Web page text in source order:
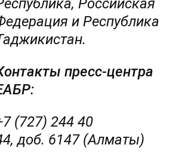
Российская
и Республика
пресс-центра
(727) 244 40
доб. 6147 (Алматы)